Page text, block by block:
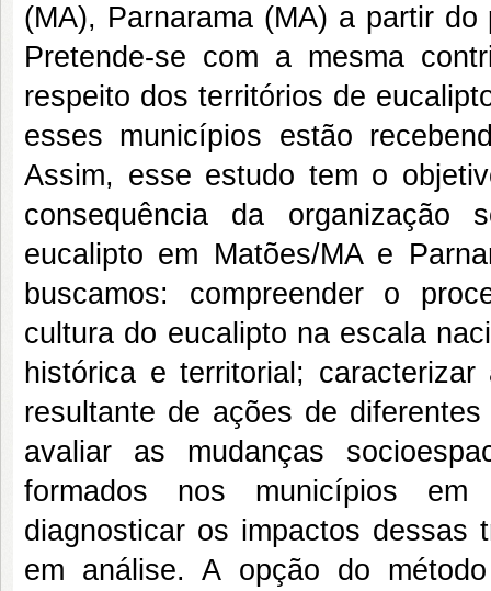
(MA), Parnarama (MA) a partir
Pretende-se com a mesma
respeito dos territórios de
esses municípios estão
Assim, esse estudo tem o
consequência da organização
eucalipto em Matões/MA e
buscamos: compreender o
cultura do eucalipto na escala
histórica e territorial;
resultante de ações de
avaliar as mudanças
formados nos municípios em
diagnosticar os impactos dessas
em análise. A opção do